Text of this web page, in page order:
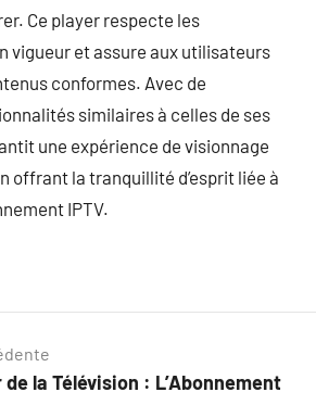
Ce player respecte les
vigueur et assure aux utilisateurs
conformes. Avec de
similaires à celles de ses
une expérience de visionnage
offrant la tranquillité d’esprit liée à
IPTV.
la Télévision : L’Abonnement